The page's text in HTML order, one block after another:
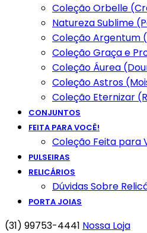
Coleção Orbelle
Natureza Sublime
Coleção Argentum
Coleção Graça e
Coleção Áurea
Coleção Astros
Coleção Eternizar
CONJUNTOS
FEITA PARA VOCÊ!
Coleção Feita para
PULSEIRAS
RELICÁRIOS
Dúvidas Sobre
PORTA JOIAS
(31) 99753-4441 Nossa Loja